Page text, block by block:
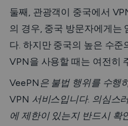
둘째, 관광객이 중국에서
의 경우, 중국 방문자에게는
다. 하지만 중국의 높은 수준
VPN을 사용할 때는 여전히
VeePN은 불법 행위를 수행
VPN 서비스입니다. 의심스
에 제한이 있는지 반드시 확